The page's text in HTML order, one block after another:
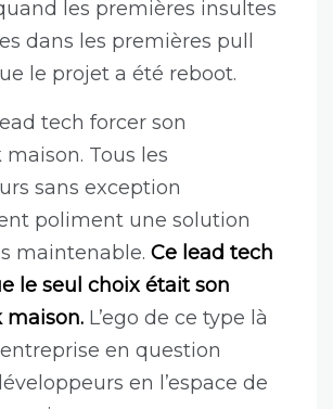
.
équipe de gros seniors
L’idée c’était d’aller
au moment de
décisions techniques,
d’accord. Personne
tort et s’asseoir sur son
les premières insultes
dans les premières pull
le projet a été reboot.